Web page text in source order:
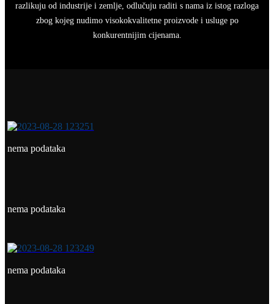
razlikuju od industrije i zemlje, odlučuju raditi s nama iz istog razloga
zbog kojeg nudimo visokokvalitetne proizvode i usluge po
konkurentnijim cijenama.
nema podataka
nema podataka
nema podataka